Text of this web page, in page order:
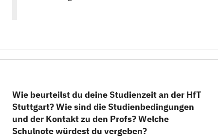
Wie beurteilst du deine Studienzeit an der HfT
Stuttgart? Wie sind die Studienbedingungen
und der Kontakt zu den Profs? Welche
Schulnote würdest du vergeben?